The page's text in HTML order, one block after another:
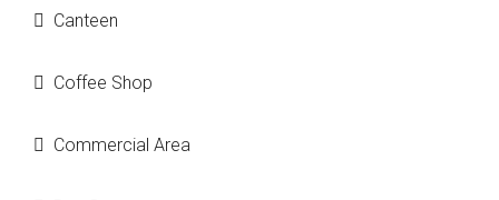
Canteen
Coffee Shop
Commercial Area